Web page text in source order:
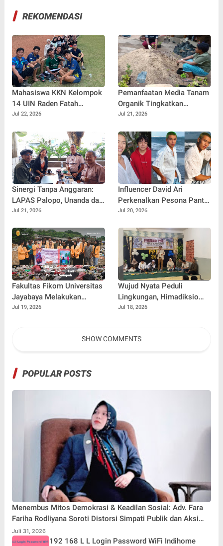
REKOMENDASI
Mahasiswa KKN Kelompok
14 UIN Raden Fatah
Palembang Jalin
Warga Gunung Kemala
Lewat Sparing Sepak Bola
Jul 22, 2026
Pemanfaatan Media Tanam
Organik Tingkatkan
Keterampilan Masyarakat
Hias
Jul 21, 2026
Sinergi Tanpa Anggaran:
LAPAS Palopo, Unanda dan
LSM Wanua Lestari. Inisiasi
Jul 21, 2026
Influencer David Ari
Perkenalkan Pesona Pantai
Nelayan Canggu Lewat
Ternama China Yenan Yutio
Jul 20, 2026
Fakultas Fikom Universitas
Jayabaya Melakukan
Pengabdian Masyarakat
Jul 19, 2026
Wujud Nyata Peduli
Lingkungan, Himadiksio
Untirta Gelar Dialog
Jul 18, 2026
SHOW COMMENTS
POPULAR POSTS
Menembus Mitos Demokrasi & Keadilan Sosial: Adv. Fara
Fariha Rodliyana Soroti Distorsi Simpati Publik dan Aksi
Main Hakim Sendiri
Juli 31, 2026
192 168 L L Login Password WiFi Indihome